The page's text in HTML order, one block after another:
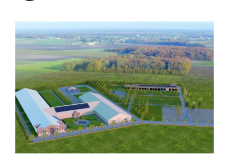
ciblée que l’on appelle un « code de marque ».
C’est une boite à outils collective de
communication offerte […]